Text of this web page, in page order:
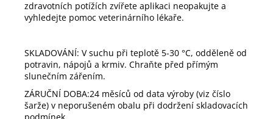
zdravotních potížích zvířete aplikaci neopakujte a
vyhledejte pomoc veterinárního lékaře.
SKLADOVÁNÍ: V suchu při teplotě 5-30 °C, odděleně od
potravin, nápojů a krmiv. Chraňte před přímým
slunečním zářením.
ZÁRUČNÍ DOBA:24 měsíců od data výroby (viz číslo
šarže) v neporušeném obalu při dodržení skladovacích
podmínek.